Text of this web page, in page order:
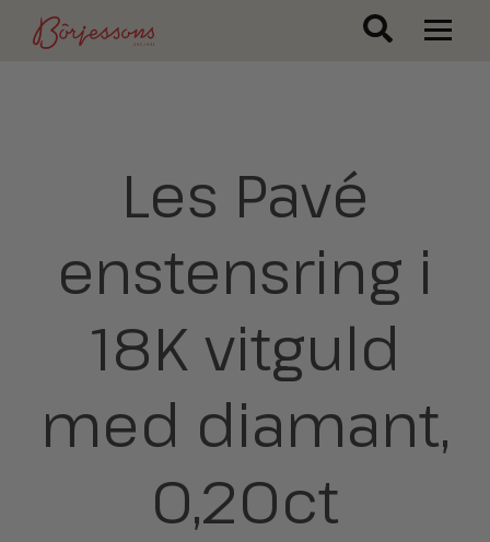
Les Pavé
enstensring i
18K vitguld
med diamant,
0,20ct